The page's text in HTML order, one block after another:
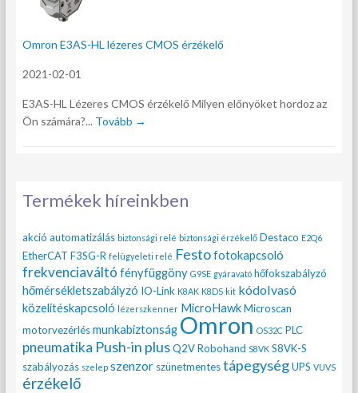
Omron E3AS-HL lézeres CMOS érzékelő
2021-02-01
E3AS-HL Lézeres CMOS érzékelő Milyen előnyöket hordoz az
Ön számára?... Tovább →
Termékek híreinkben
akció automatizálás biztonsági relé biztonsági érzékelő Destaco E2Q6
EtherCAT F3SG-R felügyeleti relé Festofotokapcsoló
frekvenciaváltó fényfüggöny G9SE gyáravató hőfokszabályzó
hőmérsékletszabályzó IO-Link K8AK K8DS kit kódolvasó
közelítéskapcsoló lézerszkenner MicroHawk Microscan
motorvezérlés munkabiztonság Omron OS32C PLC
pneumatika Push-in plus Q2V Robohand S8VK S8VK-S
szabályozás szelep szenzor szünetmentes tápegység UPS VUVS
érzékelő